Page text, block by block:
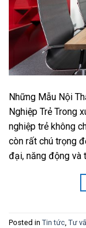
Những Mẫu Nội
Nghiệp Trẻ Trong
nghiệp trẻ không
còn rất chú trọng
đại, năng động và
Posted in Tin tức, Tư